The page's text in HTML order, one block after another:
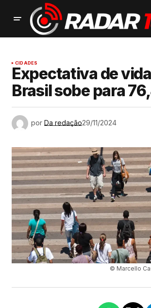
CIDADES
Expectativa de
Brasil sobe para
por Da redação29/11/2024
© Marcello